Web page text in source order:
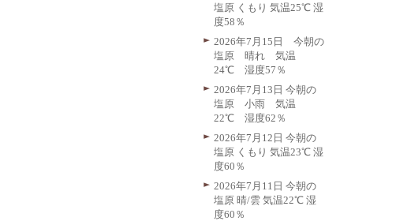
塩原 くもり 気温25℃ 湿
度58％
2026年7月15日 今朝の
塩原 晴れ 気温
24℃ 湿度57％
2026年7月13日 今朝の
塩原 小雨 気温
22℃ 湿度62％
2026年7月12日 今朝の
塩原 くもり 気温23℃ 湿
度60％
2026年7月11日 今朝の
塩原 晴/雲 気温22℃ 湿
度60％